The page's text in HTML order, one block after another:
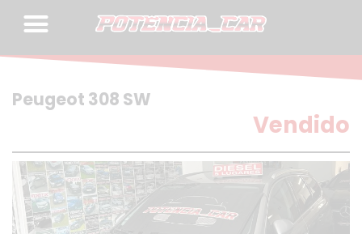
Peugeot 308 SW
Vendido